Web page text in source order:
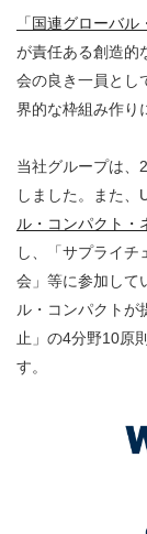
「国連グローバル
が責任ある創造的
会の良き一員とし
界的な枠組み作り
当社グループは、
しました。また、
ル・コンパクト・
し、「サプライチ
会」等に参加して
ル・コンパクトが
止」の4分野10原
す。